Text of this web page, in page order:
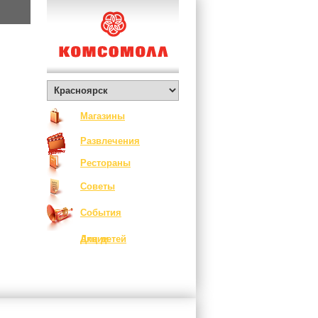
Магазины
Развлечения
Рестораны
Советы
События
Акции
Для детей